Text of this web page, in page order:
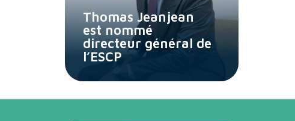
Thomas Jeanjean
est nommé
directeur général de
l’ESCP